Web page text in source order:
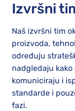
Izvršni
Naš izvršni tim
proizvoda,
određuju
nadgledaju kako
komuniciraju i
standarde i
fazi.